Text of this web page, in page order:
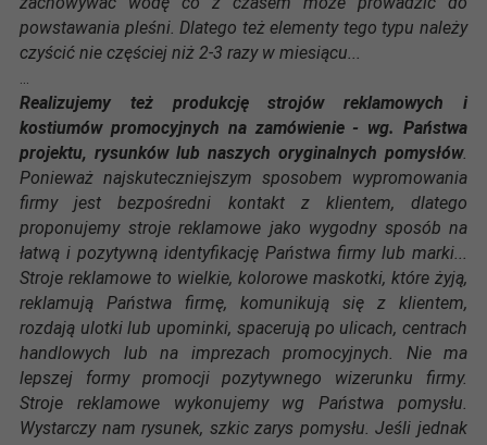
powstawania pleśni. Dlatego też elementy tego typu należy
czyścić nie częściej niż 2-3 razy w miesiącu...
Realizujemy też produkcję strojów reklamowych i
kostiumów promocyjnych na zamówienie - wg. Państwa
projektu, rysunków lub naszych oryginalnych pomysłów.
Ponieważ najskuteczniejszym sposobem wypromowania
firmy jest bezpośredni kontakt z klientem, dlatego
proponujemy stroje reklamowe jako wygodny sposób na
łatwą i pozytywną identyfikację Państwa firmy lub marki...
Stroje reklamowe to wielkie, kolorowe maskotki, które żyją,
reklamują Państwa firmę, komunikują się z klientem,
rozdają ulotki lub upominki, spacerują po ulicach, centrach
handlowych lub na imprezach promocyjnych. Nie ma
lepszej formy promocji pozytywnego wizerunku firmy.
Stroje reklamowe wykonujemy wg Państwa pomysłu.
Wystarczy nam rysunek, szkic zarys pomysłu. Jeśli jednak